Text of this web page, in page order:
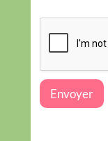
t
d
e
d
Envoyer